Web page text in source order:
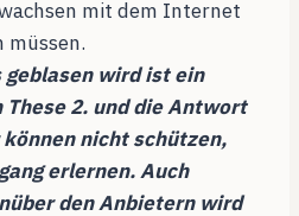
mit dem Internet
geblasen wird ist ein
2. und die Antwort
nicht schützen,
erlernen. Auch
den Anbietern wird